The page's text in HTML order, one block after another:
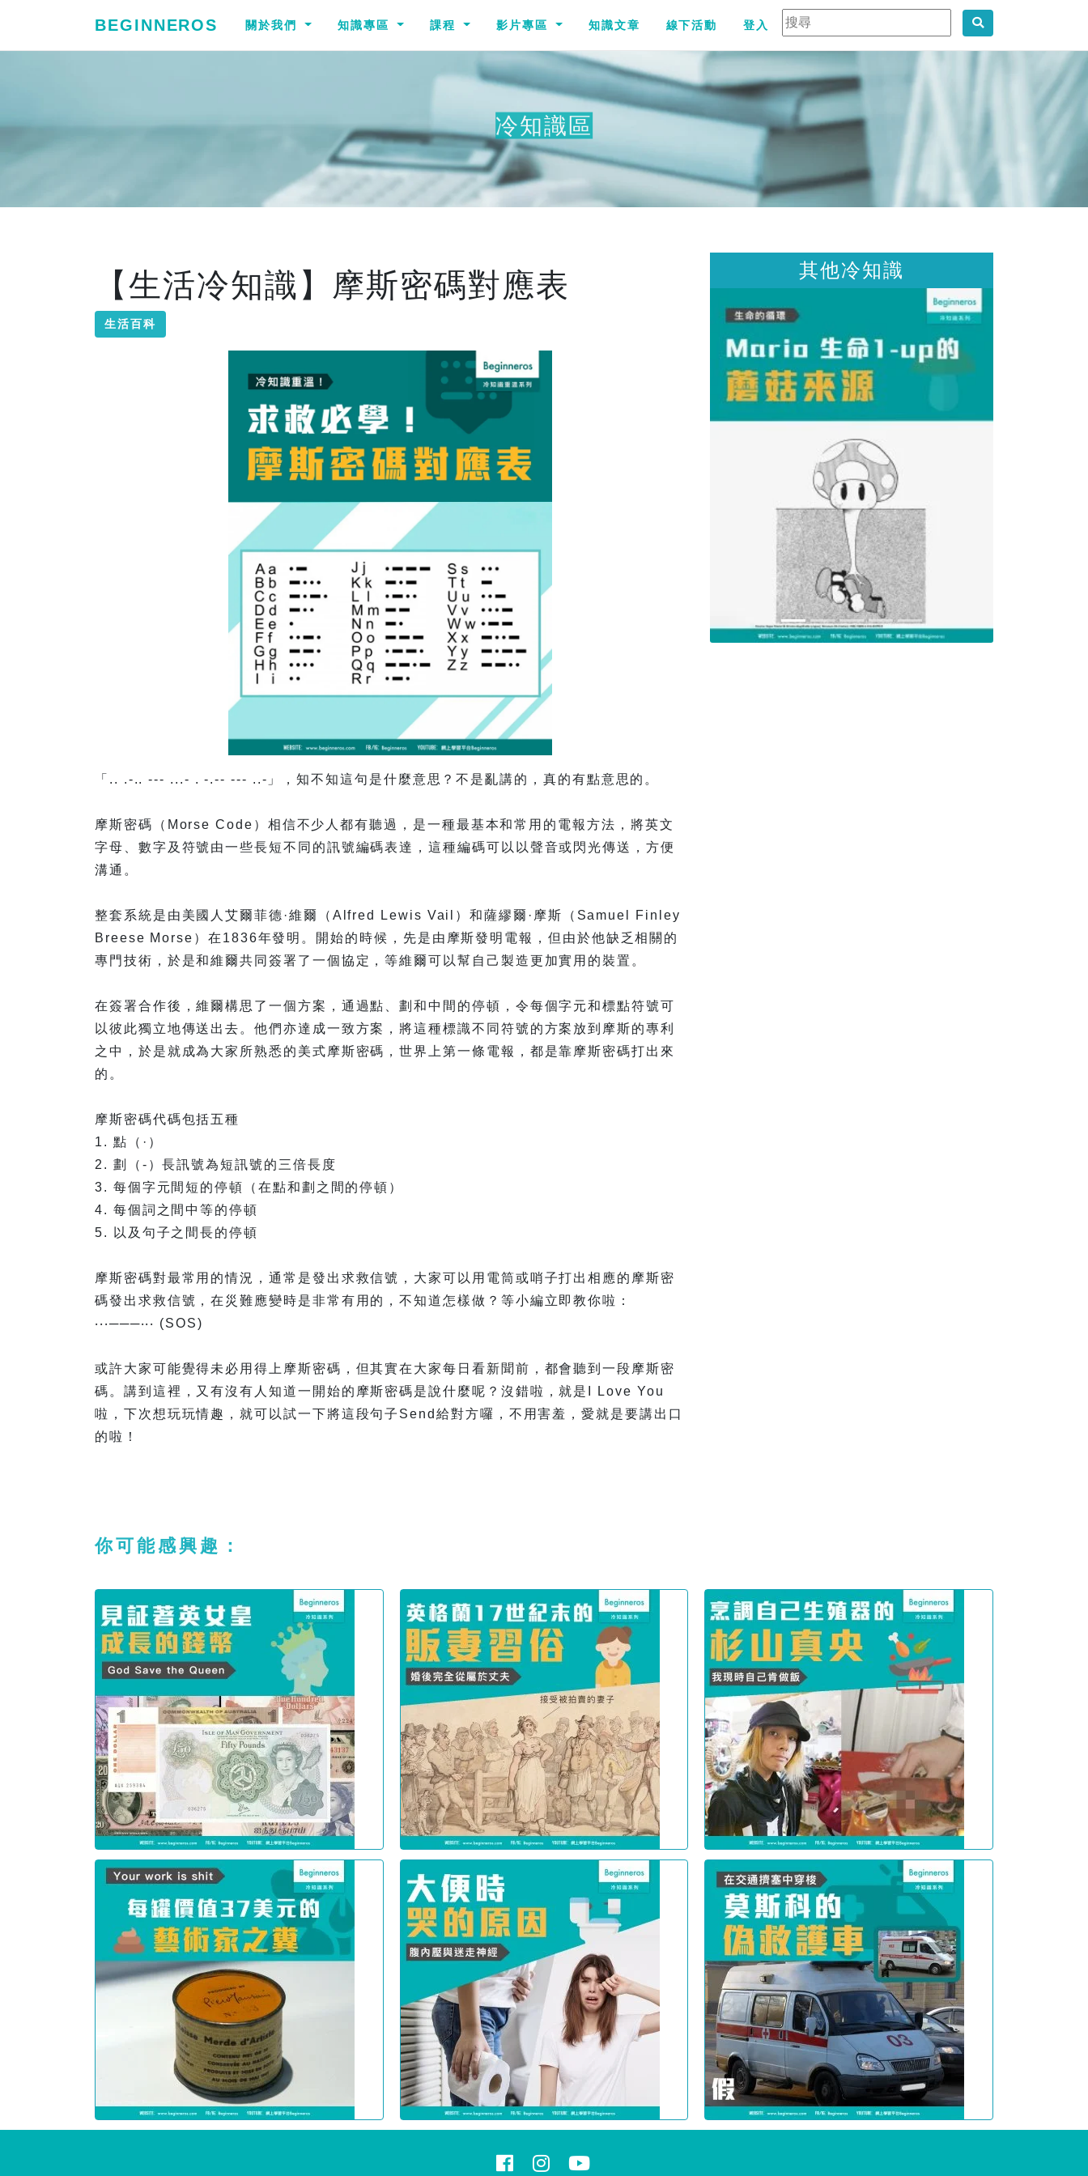
BEGINNEROS 關於我們 知識專區 課程 影片專區 知識文章 線下活動 登入
冷知識區
【生活冷知識】摩斯密碼對應表
生活百科
「.. .-.. --- ...- . -.-- --- ..-」，知不知這句是什麼意思？不是亂講的，真的有點意思的。
摩斯密碼（Morse Code）相信不少人都有聽過，是一種最基本和常用的電報方法，將英文
字母、數字及符號由一些長短不同的訊號編碼表達，這種編碼可以以聲音或閃光傳送，方便
溝通。
整套系統是由美國人艾爾菲德·維爾（Alfred Lewis Vail）和薩繆爾·摩斯（Samuel Finley
Breese Morse）在1836年發明。開始的時候，先是由摩斯發明電報，但由於他缺乏相關的
專門技術，於是和維爾共同簽署了一個協定，等維爾可以幫自己製造更加實用的裝置。
在簽署合作後，維爾構思了一個方案，通過點、劃和中間的停頓，令每個字元和標點符號可
以彼此獨立地傳送出去。他們亦達成一致方案，將這種標識不同符號的方案放到摩斯的專利
之中，於是就成為大家所熟悉的美式摩斯密碼，世界上第一條電報，都是靠摩斯密碼打出來
的。
摩斯密碼代碼包括五種
1. 點（·）
2. 劃（-）長訊號為短訊號的三倍長度
3. 每個字元間短的停頓（在點和劃之間的停頓）
4. 每個詞之間中等的停頓
5. 以及句子之間長的停頓
摩斯密碼對最常用的情況，通常是發出求救信號，大家可以用電筒或哨子打出相應的摩斯密
碼發出求救信號，在災難應變時是非常有用的，不知道怎樣做？等小編立即教你啦：
‧‧‧───‧‧‧ (SOS)
或許大家可能覺得未必用得上摩斯密碼，但其實在大家每日看新聞前，都會聽到一段摩斯密
碼。講到這裡，又有沒有人知道一開始的摩斯密碼是說什麼呢？沒錯啦，就是I Love You
啦，下次想玩玩情趣，就可以試一下將這段句子Send給對方囉，不用害羞，愛就是要講出口
的啦！
你可能感興趣：